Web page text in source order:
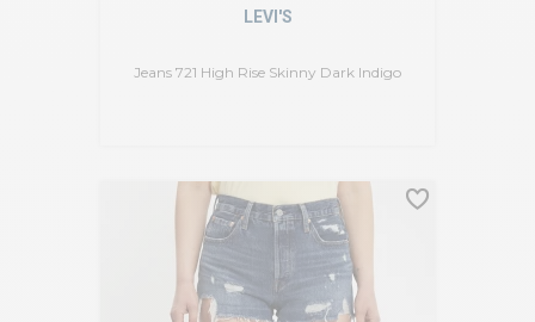
Jeans 721 High Rise Skinny Dark Indigo
LEVI'S